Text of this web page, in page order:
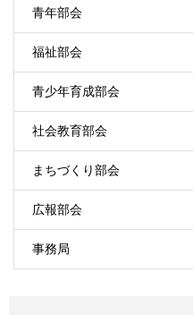
青年部会
福祉部会
青少年育成部会
社会教育部会
まちづくり部会
広報部会
事務局